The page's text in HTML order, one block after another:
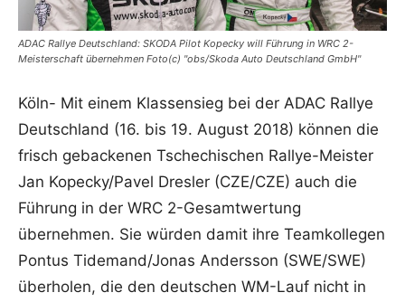
ADAC Rallye Deutschland: SKODA Pilot Kopecky will Führung in WRC 2-
Meisterschaft übernehmen Foto(c) "obs/Skoda Auto Deutschland GmbH"
Köln- Mit einem Klassensieg bei der ADAC Rallye
Deutschland (16. bis 19. August 2018) können die
frisch gebackenen Tschechischen Rallye-Meister
Jan Kopecky/Pavel Dresler (CZE/CZE) auch die
Führung in der WRC 2-Gesamtwertung
übernehmen. Sie würden damit ihre Teamkollegen
Pontus Tidemand/Jonas Andersson (SWE/SWE)
überholen, die den deutschen WM-Lauf nicht in